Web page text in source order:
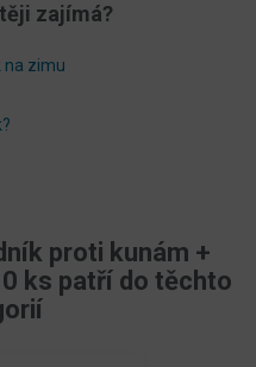
zajímá?
na zimu
proti kunám +
ks patří do těchto